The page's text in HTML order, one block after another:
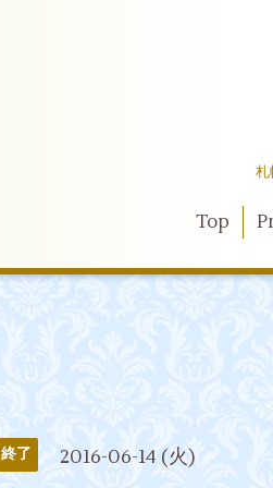
札
Top
終了 2016-06-14 (火)